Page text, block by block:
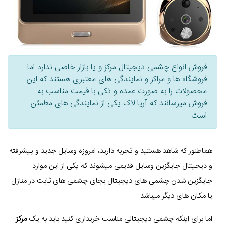
فروش انواع چشمی دیجیتال مرکز و یا بازار خاصی ندارد اما
فروشگاه ها و مراکز و نمایندگی های معتبری هستند که این
محصولات را به صورت عمده و تکی با قیمت مناسب به
فروش میرسانند که آریا لاک یکی از نمایندگی های مطمئن
است.
هماطنور که شاهد هستید و تجربه دارید، امروزه وسایل جدید و پیشرفته
و دیجیتال جایگزین وسایل قدیمی میشوند که یکی از این موارد
جایگزین شدن چشمی های دیجیتال بجای چشمی های ثابت در منازل
یا مکان های دیگر میباشد.
اما برای اینکه چشمی دیجیتالی مناسب خریداری کنید باید به یکمرکز